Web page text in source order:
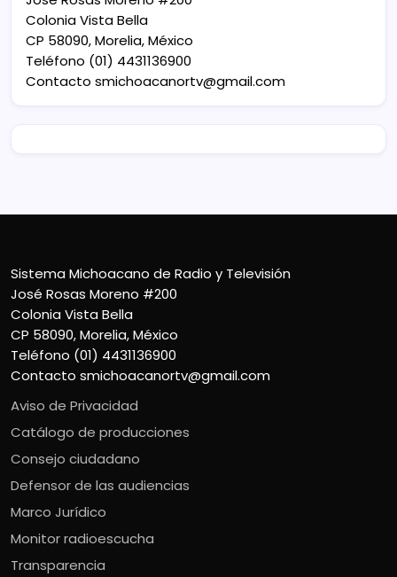
Colonia Vista Bella
CP 58090, Morelia, México
Teléfono (01) 4431136900
Contacto smichoacanortv@gmail.com
Sistema Michoacano de Radio y Televisión
José Rosas Moreno #200
Colonia Vista Bella
CP 58090, Morelia, México
Teléfono (01) 4431136900
Contacto smichoacanortv@gmail.com
Aviso de Privacidad
Catálogo de producciones
Consejo ciudadano
Defensor de las audiencias
Marco Jurídico
Monitor radioescucha
Transparencia